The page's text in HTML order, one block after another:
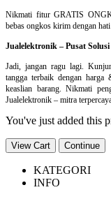
Nikmati fitur GRATIS
bebas ongkos kirim dengan
Jualelektronik – Pusat
Jadi, jangan ragu lagi.
tangga terbaik dengan
keaslian barang. Nikmati
Jualelektronik – mitra
You've just added this
View Cart Continue
KATEGORI
INFO